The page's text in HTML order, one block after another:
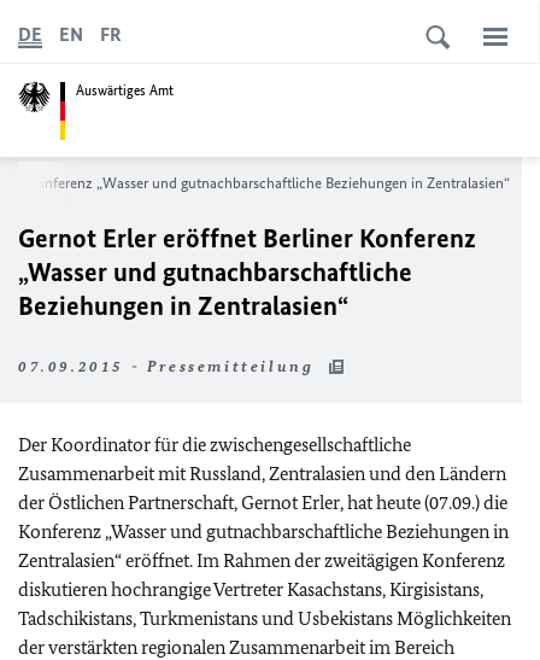
Auswärtiges Amt
DE EN FR
Konferenz „Wasser und gutnachbarschaftliche Beziehungen in Zentralasien“
Gernot Erler eröffnet Berliner Konferenz
„Wasser und gutnachbarschaftliche
Beziehungen in Zentralasien“
07.09.2015 - Pressemitteilung
Der Koordinator für die zwischengesellschaftliche
Zusammenarbeit mit Russland, Zentralasien und den Ländern
der Östlichen Partnerschaft, Gernot Erler, hat heute (07.09.) die
Konferenz „Wasser und gutnachbarschaftliche Beziehungen in
Zentralasien“ eröffnet. Im Rahmen der zweitägigen Konferenz
diskutieren hochrangige Vertreter Kasachstans, Kirgisistans,
Tadschikistans, Turkmenistans und Usbekistans Möglichkeiten
der verstärkten regionalen Zusammenarbeit im Bereich